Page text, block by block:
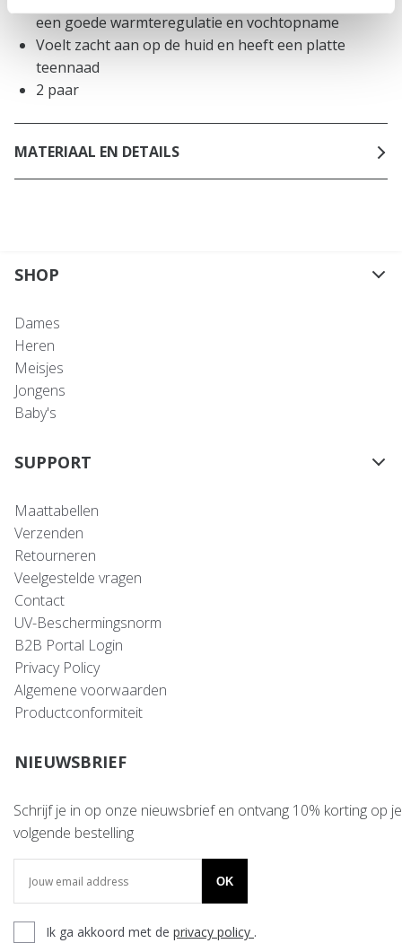
een goede warmteregulatie en vochtopname
Voelt zacht aan op de huid en heeft een platte
teennaad
2 paar
MATERIAAL EN DETAILS
SHOP
Dames
Heren
Meisjes
Jongens
Baby's
SUPPORT
Maattabellen
Verzenden
Retourneren
Veelgestelde vragen
Contact
UV-Beschermingsnorm
B2B Portal Login
Privacy Policy
Algemene voorwaarden
Productconformiteit
NIEUWSBRIEF
Schrijf je in op onze nieuwsbrief en ontvang 10% korting op je
volgende bestelling
OK
Ik ga akkoord met de privacy policy .